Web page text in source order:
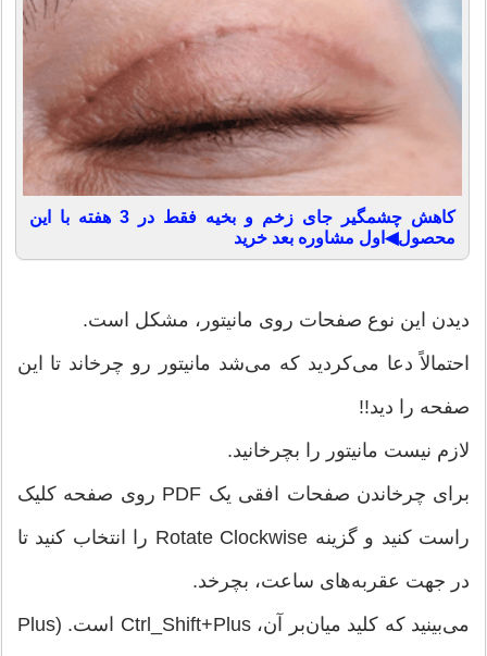
کاهش چشمگیر جای زخم و بخیه فقط در 3 هفته با این
محصول◀اول مشاوره بعد خرید
دیدن این نوع صفحات روی مانیتور، مشکل است.
احتمالاً دعا می‌کردید که می‌شد مانیتور رو چرخاند تا این
صفحه را دید!!
لازم نیست مانیتور را بچرخانید.
برای چرخاندن صفحات افقی یک PDF روی صفحه کلیک
راست کنید و گزینه Rotate Clockwise را انتخاب کنید تا
در جهت عقربه‌های ساعت، بچرخد.
می‌بینید که کلید میان‌بر آن، Ctrl_Shift+Plus است. (Plus